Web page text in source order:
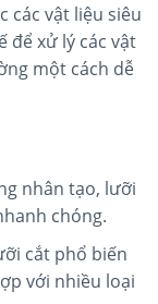
các vật liệu siêu
để xử lý các vật
một cách dễ
nhân tạo, lưỡi
chóng.
cắt phổ biến
với nhiều loại